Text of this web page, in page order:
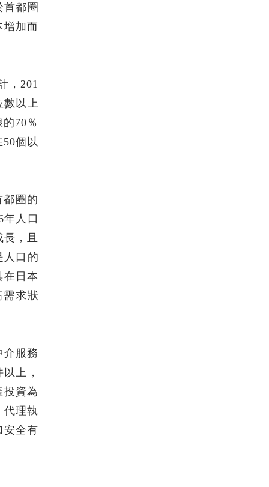
首都圈
加而
，201
數以上
70％
個以
圈的
人口
，且
人口的
日本
求狀
服務
上，
資為
理執
安全有